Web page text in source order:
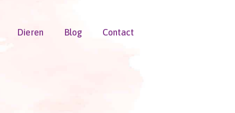
Dieren Blog Contact